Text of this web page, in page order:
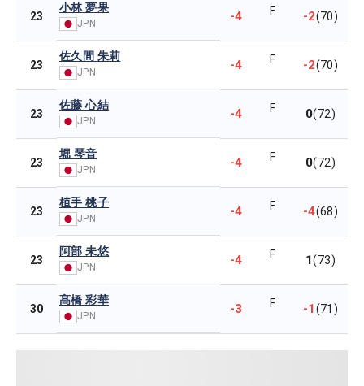
23
小林 夢果
JPN -4 F -2(70)
23
佐久間 朱莉
JPN -4 F -2(70)
23
佐藤 心結
JPN -4 F 0(72)
23
堀 琴音
JPN -4 F 0(72)
23
植手 桃子
JPN -4 F -4(68)
23
阿部 未悠
JPN -4 F 1(73)
30
髙橋 彩華
JPN -3 F -1(71)